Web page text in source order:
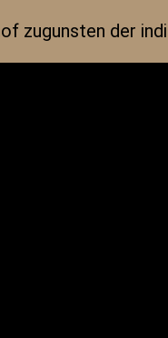
zugunsten der